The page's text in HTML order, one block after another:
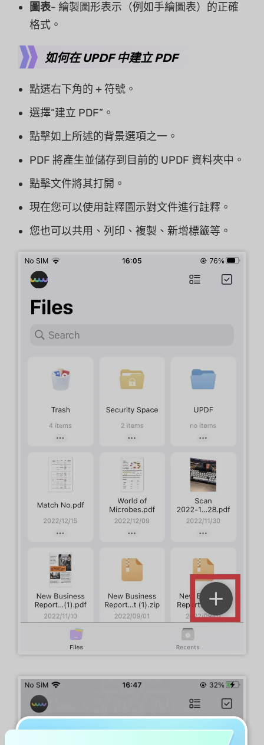
圖表- 繪製圖形表示（例如手繪圖表）的正確
格式。
如何在 UPDF 中建立 PDF
點選右下角的 + 符號。
選擇“建立 PDF”。
點擊如上所述的背景選項之一。
PDF 將產生並儲存到目前的 UPDF 資料夾中。
點擊文件將其打開。
現在您可以使用註釋圖示對文件進行註釋。
您也可以共用、列印、複製、新增標籤等。